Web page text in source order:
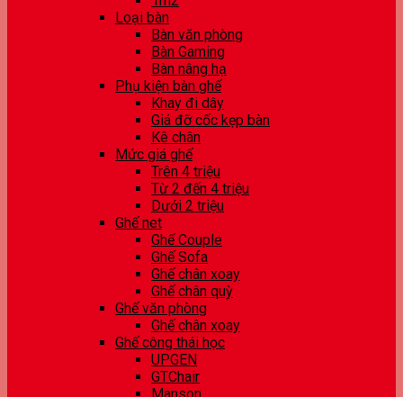
Loại bàn
Bàn văn phòng
Bàn Gaming
Bàn nâng hạ
Phụ kiện bàn ghế
Khay đi dây
Giá đỡ cốc kẹp bàn
Kê chân
Mức giá ghế
Trên 4 triệu
Từ 2 đến 4 triệu
Dưới 2 triệu
Ghế net
Ghế Couple
Ghế Sofa
Ghế chân xoay
Ghế chân quỳ
Ghế văn phòng
Ghế chân xoay
Ghế công thái học
UPGEN
GTChair